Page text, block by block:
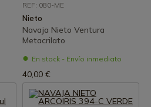
REF: 080-ME
Nieto
Navaja Nieto Ventura
Metacrilato
En stock - Envío inmediato
40,00 €